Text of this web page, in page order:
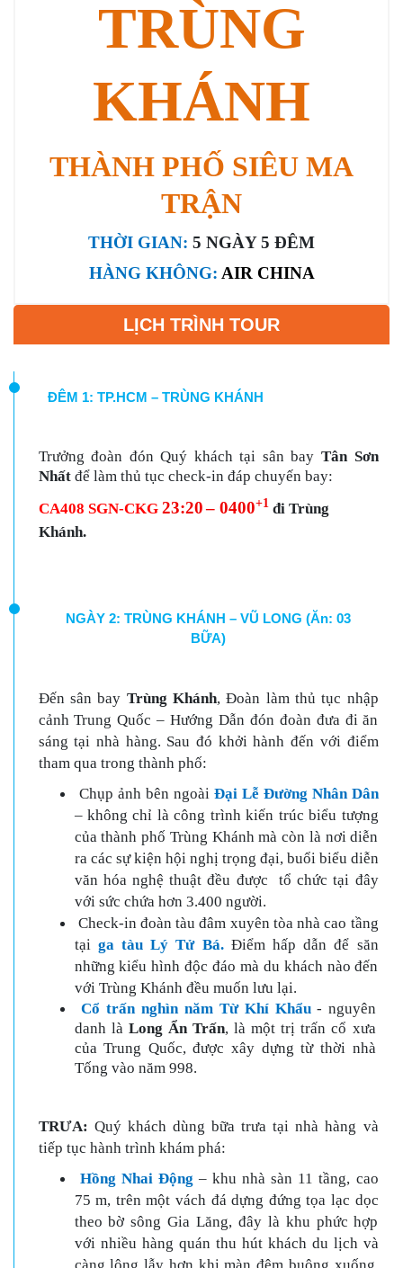
TRÙNG
KHÁNH
THÀNH PHỐ SIÊU MA
TRẬN
THỜI GIAN: 5 NGÀY 5 ĐÊM
HÀNG KHÔNG: AIR CHINA
LỊCH TRÌNH TOUR
ĐÊM 1: TP.HCM – TRÙNG KHÁNH
Trưởngđoàn đón Quý khách tại sân bay Tân Sơn
Nhất để làm thủ tục check-in đáp chuyến bay:
CA408 SGN-CKG 23:20–0400+1 đi Trùng
Khánh.
NGÀY 2: TRÙNG KHÁNH – VŨ LONG (Ăn: 03
BỮA)
Đến sân bay Trùng Khánh, Đoàn làm thủ tục nhập
cảnh Trung Quốc – Hướng Dẫn đón đoàn đưa đi ăn
sáng tại nhà hàng. Sau đó khởi hành đến với điểm
tham qua trong thành phố:
Chụp ảnh bên ngoài Đại Lễ Đường Nhân Dân
– không chỉ là công trình kiến trúc biểu tượng
của thành phố Trùng Khánh mà còn là nơi diễn
ra các sự kiện hội nghị trọng đại, buổi biểu diễn
văn hóa nghệ thuật đều được tổ chức tại đây
với sức chứa hơn 3.400 người.
Check-in đoàn tàu đâm xuyên tòa nhà cao tầng
tại ga tàu Lý Tử Bá.Điểm hấp dẫn để săn
những kiểu hình độc đáo mà du khách nào đến
với Trùng Khánh đều muốn lưu lại.
Cổ trấn nghìn năm Từ Khí Khẩu - nguyên
danh là Long Ẩn Trấn, là một trị trấn cổ xưa
của Trung Quốc, được xây dựng từ thời nhà
Tống vào năm 998.
TRƯA: Quý khách dùng bữa trưa tại nhà hàng và
tiếp tục hành trình khám phá:
Hồng Nhai Động – khu nhà sàn 11 tầng, cao
75 m, trên một vách đá dựng đứng tọa lạc dọc
theo bờ sông Gia Lăng, đây là khu phức hợp
với nhiều hàng quán thu hút khách du lịch và